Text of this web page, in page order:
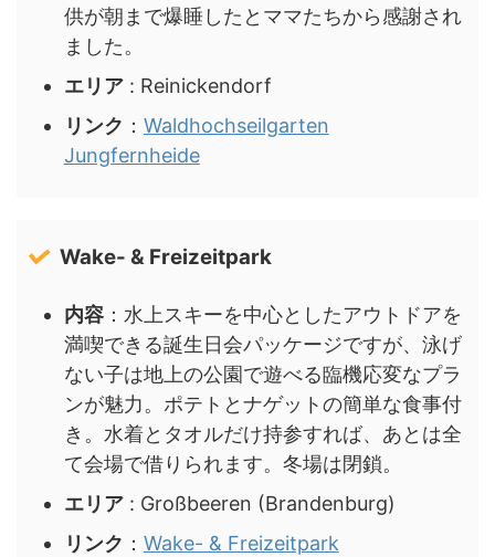
供が朝まで爆睡したとママたちから感謝され
ました。
エリア: Reinickendorf
リンク ： Waldhochseilgarten
Jungfernheide
Wake- & Freizeitpark
内容：水上スキーを中心としたアウトドアを
満喫できる誕生日会パッケージですが、泳げ
ない子は地上の公園で遊べる臨機応変なプラ
ンが魅力。ポテトとナゲットの簡単な食事付
き。水着とタオルだけ持参すれば、あとは全
て会場で借りられます。冬場は閉鎖。
エリア: Großbeeren (Brandenburg)
リンク ： Wake- & Freizeitpark